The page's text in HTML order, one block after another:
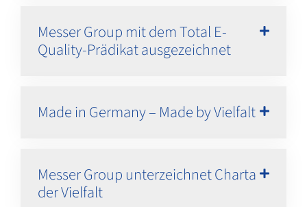
Messer Group mit dem Total E-
Quality-Prädikat ausgezeichnet
Made in Germany – Made by Vielfalt
Messer Group unterzeichnet Charta
der Vielfalt